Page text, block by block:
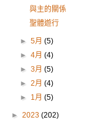
與主的關係
聖體遊行
►5月(5)
►4月(4)
►3月(5)
►2月(4)
► 1月(5)
► 2023 (202)